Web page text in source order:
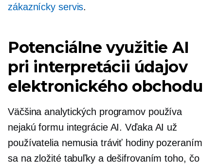
zákaznícky servis.
Potenciálne využitie AI
pri interpretácii údajov
elektronického obchodu
Väčšina analytických programov používa
nejakú formu integrácie AI. Vďaka AI už
používatelia nemusia tráviť hodiny pozeraním
sa na zložité tabuľky a dešifrovaním toho, čo